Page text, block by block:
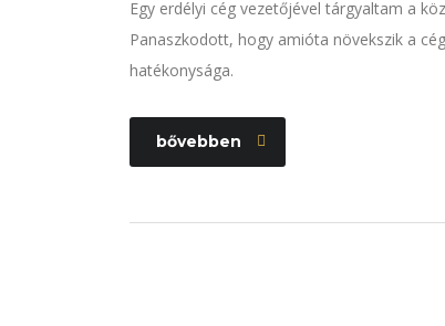
Egy erdélyi cég vezetőjével tárgyaltam a
Panaszkodott, hogy amióta növekszik a
hatékonysága.
bővebben